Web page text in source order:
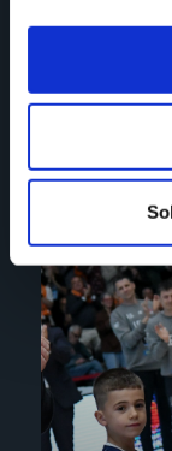
Campaña
01/07/2026